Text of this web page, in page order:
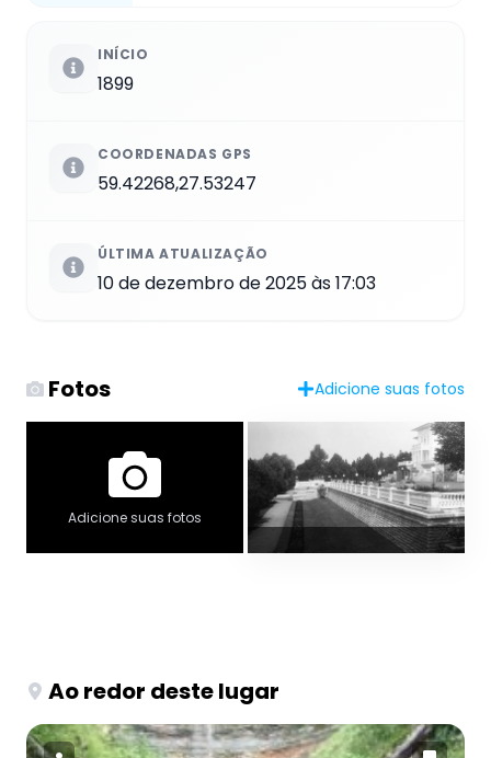
INÍCIO
1899
COORDENADAS GPS
59.42268,27.53247
ÚLTIMA ATUALIZAÇÃO
10 de dezembro de 2025 às 17:03
Fotos Adicione suas fotos
Adicione suas fotos
Ao redor deste lugar